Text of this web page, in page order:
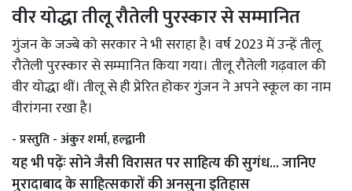
वीर योद्धा तीलू रौतेली पुरस्कार से सम्मानित
गुंजन के जज्बे को सरकार ने भी सराहा है। वर्ष 2023 में उन्हें तीलू
रौतेली पुरस्कार से सम्मानित किया गया। तीलू रौतेली गढ़वाल की
वीर योद्धा थीं। तीलू से ही प्रेरित होकर गुंजन ने अपने स्कूल का नाम
वीरांगना रखा है।
- प्रस्तुति - अंकुर शर्मा, हल्द्वानी
यह भी पढ़ेंःसोने जैसी विरासत पर साहित्य की सुगंध... जानिए
मुरादाबाद के साहित्सकारों की अनसुना इतिहास